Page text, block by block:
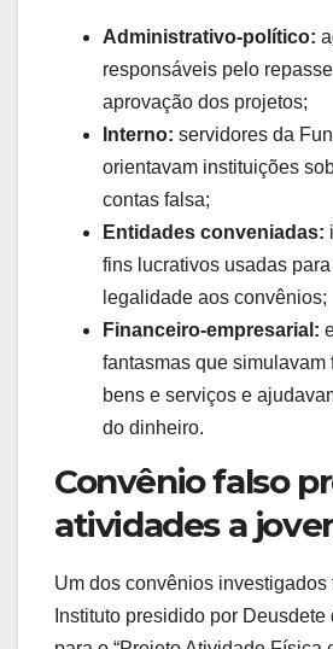
Administrativo-político:
responsáveis pelo
aprovação dos projetos;
Interno: servidores da
orientavam instituições
contas falsa;
Entidades conveniadas:
fins lucrativos usadas
legalidade aos convênios;
Financeiro-empresarial:
fantasmas que simulavam
bens e serviços e
do dinheiro.
Convênio falso
atividades a
Um dos convênios investigados
Instituto presidido por